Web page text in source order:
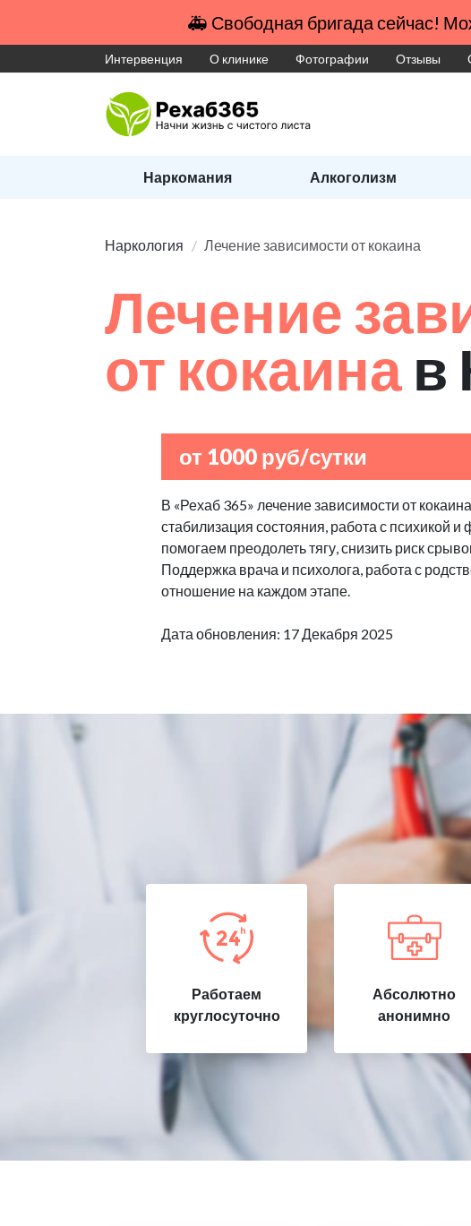
🚑 Свободная бригада сейчас!
Интервенция О клинике Фотографии Отзывы
Наркомания Алкоголизм
Наркология Лечение зависимости от кокаина
Лечение
от кокаина в
от 1000 руб/сутки
В «Рехаб 365» лечение зависимости от
стабилизация состояния, работа с психикой
помогаем преодолеть тягу, снизить риск
Поддержка врача и психолога, работа с
отношение на каждом этапе.
Дата обновления: 17 Декабря 2025
Работаем
круглосуточно
Абсолютно
анонимно